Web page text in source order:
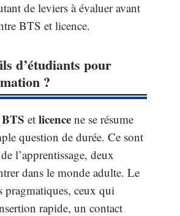
de leviers à évaluer avant
BTS et licence.
d’étudiants pour
?
BTS et licence ne se résume
question de durée. Ce sont
l’apprentissage, deux
dans le monde adulte. Le
pragmatiques, ceux qui
rapide, un contact